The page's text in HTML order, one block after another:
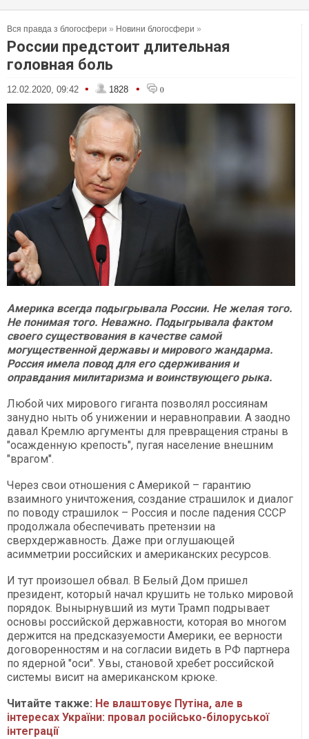
Вся правда з блогосфери » Новини блогосфери »
России предстоит длительная
головная боль
12.02.2020, 09:42 • 1828 • 0
Америка всегда подыгрывала России. Не желая того.
Не понимая того. Неважно. Подыгрывала фактом
своего существования в качестве самой
могущественной державы и мирового жандарма.
Россия имела повод для его сдерживания и
оправдания милитаризма и воинствующего рыка.
Любой чих мирового гиганта позволял россиянам
занудно ныть об унижении и неравноправии. А заодно
давал Кремлю аргументы для превращения страны в
"осажденную крепость", пугая население внешним
"врагом".
Через свои отношения с Америкой – гарантию
взаимного уничтожения, создание страшилок и диалог
по поводу страшилок – Россия и после падения СССР
продолжала обеспечивать претензии на
сверхдержавность. Даже при оглушающей
асимметрии российских и американских ресурсов.
И тут произошел обвал. В Белый Дом пришел
президент, который начал крушить не только мировой
порядок. Вынырнувший из мути Трамп подрывает
основы российской державности, которая во многом
держится на предсказуемости Америки, ее верности
договоренностям и на согласии видеть в РФ партнера
по ядерной "оси". Увы, становой хребет российской
системы висит на американском крюке.
Читайте также: Не влаштовує Путіна, але в
інтересах України: провал російсько-білоруської
інтеграції